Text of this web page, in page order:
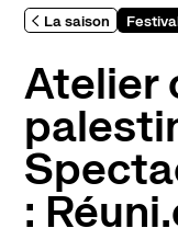
La saison
Atelier
:
Abonnement,
L'espace bar
Horaires et
Accessibilité et
La scène nationale
L'histoire du lieu